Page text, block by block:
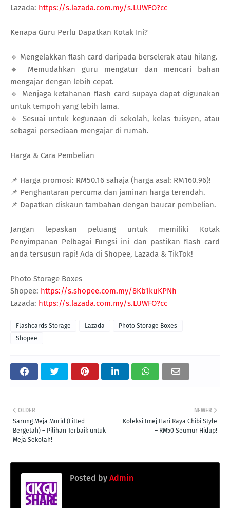
Lazada: https://s.lazada.com.my/s.LUWFO?cc
Kenapa Guru Perlu Dapatkan Kotak Ini?
🔹 Mengelakkan flash card daripada berselerak atau hilang.
🔹 Memudahkan guru mengatur dan mencari bahan
mengajar dengan lebih cepat.
🔹 Menjaga ketahanan flash card supaya dapat digunakan
untuk tempoh yang lebih lama.
🔹 Sesuai untuk kegunaan di sekolah, kelas tuisyen, atau
sebagai persediaan mengajar di rumah.
Harga & Cara Pembelian
📌 Harga promosi: RM50.16 sahaja (harga asal: RM160.96)!
📌 Penghantaran percuma dan jaminan harga terendah.
📌 Dapatkan diskaun tambahan dengan baucar pembelian.
Jangan lepaskan peluang untuk memiliki Kotak
Penyimpanan Pelbagai Fungsi ini dan pastikan flash card
anda tersusun rapi! Ada di Shopee, Lazada & TikTok!
Photo Storage Boxes
Shopee: https://s.shopee.com.my/8Kb1kuKPNh
Lazada: https://s.lazada.com.my/s.LUWFO?cc
Flashcards Storage Lazada
Photo Storage Boxes
Shopee
NEWER
Koleksi Imej Hari Raya Chibi Style
– RM50 Seumur Hidup!
OLDER
Sarung Meja Murid (Fitted
Bergetah) – Pilihan Terbaik untuk
Meja Sekolah!
Posted by Admin